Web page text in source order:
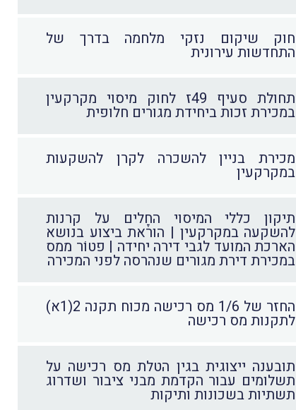
חוק שיקום נזקי מלחמה בדרך של
התחדשות עירונית
תחולת סעיף 49ז לחוק מיסוי מקרקעין
במכירת זכות ביחידת מגורים חלופית
מכירת בניין להשכרה לקרן להשקעות
במקרקעין
תיקון כללי המיסוי החָלים על קרנות
להשקעה במקרקעין | הוראת ביצוע בנושא
הארכת המועד לגבי דירה יחידה | פטוֹר ממס
במכירת דירת מגורים שנהרסה לפני המכירה
החזר של 1/6 מס רכישה מכוח תקנה 2(1א)
לתקנות מס רכישה
תובענה ייצוגית בגין הטלת מס רכישה על
תשלומים עבור הקדמת מבני ציבור ושדרוג
תשתיות בשכונות ותיקות